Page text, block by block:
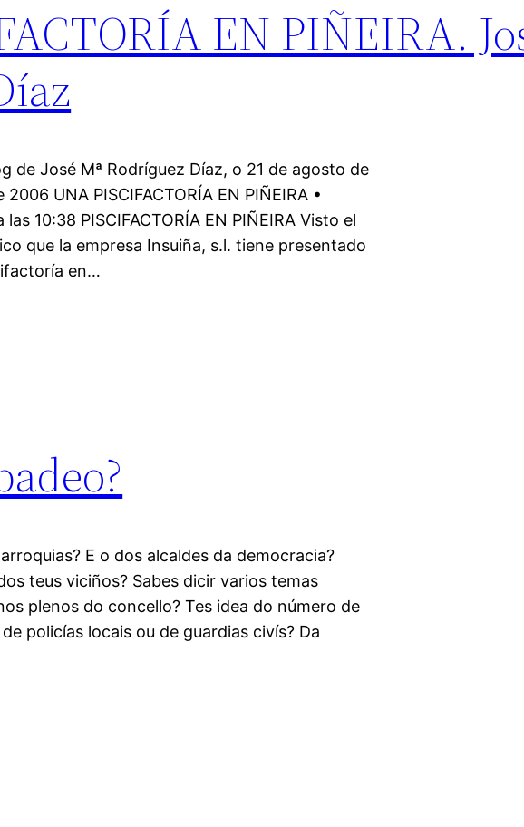
EN PIÑEIRA.
de José Mª Rodríguez Díaz, o 21 de agosto de
UNA PISCIFACTORÍA EN PIÑEIRA •
10:38 PISCIFACTORÍA EN PIÑEIRA Visto el
que la empresa Insuiña, s.l. tiene presentado
en…
E o dos alcaldes da democracia?
teus viciños? Sabes dicir varios temas
plenos do concello? Tes idea do número de
policías locais ou de guardias civís? Da